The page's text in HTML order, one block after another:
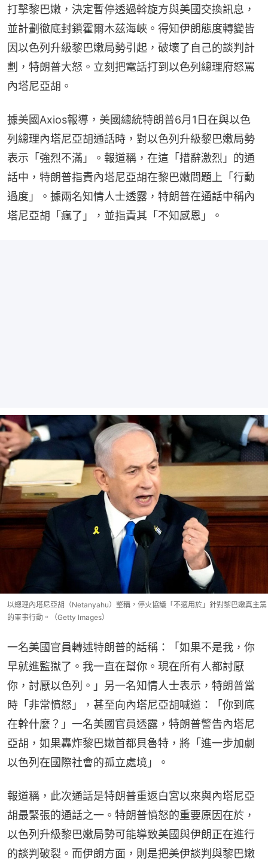
打擊黎巴嫩，決定暫停透過斡旋方與美國交換訊息，
並計劃徹底封鎖霍爾木茲海峽。得知伊朗態度轉變皆
因以色列升級黎巴嫩局勢引起，破壞了自己的談判計
劃，特朗普大怒。立刻把電話打到以色列總理府怒罵
內塔尼亞胡。
據美國Axios報導，美國總統特朗普6月1日在與以色
列總理內塔尼亞胡通話時，對以色列升級黎巴嫩局勢
表示「強烈不滿」。報道稱，在這「措辭激烈」的通
話中，特朗普指責內塔尼亞胡在黎巴嫩問題上「行動
過度」。據兩名知情人士透露，特朗普在通話中稱內
塔尼亞胡「瘋了」，並指責其「不知感恩」。
以總理內塔尼亞胡（Netanyahu）堅稱，停火協議「不適用於」針對黎巴嫩真主黨
的軍事行動。（Getty Images）
一名美國官員轉述特朗普的話稱：「如果不是我，你
早就進監獄了。我一直在幫你。現在所有人都討厭
你，討厭以色列。」另一名知情人士表示，特朗普當
時「非常憤怒」，甚至向內塔尼亞胡喊道：「你到底
在幹什麼？」一名美國官員透露，特朗普警告內塔尼
亞胡，如果轟炸黎巴嫩首都貝魯特，將「進一步加劇
以色列在國際社會的孤立處境」。
報道稱，此次通話是特朗普重返白宮以來與內塔尼亞
胡最緊張的通話之一。特朗普憤怒的重要原因在於，
以色列升級黎巴嫩局勢可能導致美國與伊朗正在進行
的談判破裂。而伊朗方面，則是把美伊談判與黎巴嫩